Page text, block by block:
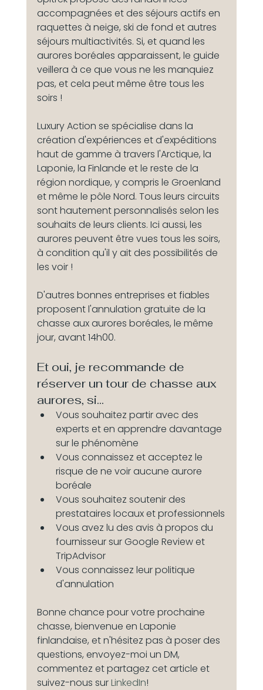
accompagnées et des séjours actifs en
raquettes à neige, ski de fond et autres
séjours multiactivités. Si, et quand les
aurores boréales apparaissent, le guide
veillera à ce que vous ne les manquiez
pas, et cela peut même être tous les
soirs !
Luxury Action se spécialise dans la
création d'expériences et d'expéditions
haut de gamme à travers l'Arctique, la
Laponie, la Finlande et le reste de la
région nordique, y compris le Groenland
et même le pôle Nord. Tous leurs circuits
sont hautement personnalisés selon les
souhaits de leurs clients. Ici aussi, les
aurores peuvent être vues tous les soirs,
à condition qu'il y ait des possibilités de
les voir !
D'autres bonnes entreprises et fiables
proposent l'annulation gratuite de la
chasse aux aurores boréales, le même
jour, avant 14h00.
Et oui, je recommande de
réserver un tour de chasse aux
aurores, si...
Vous souhaitez partir avec des
experts et en apprendre davantage
sur le phénomène
Vous connaissez et acceptez le
risque de ne voir aucune aurore
boréale
Vous souhaitez soutenir des
prestataires locaux et professionnels
Vous avez lu des avis à propos du
fournisseur sur Google Review et
TripAdvisor
Vous connaissez leur politique
d'annulation
Bonne chance pour votre prochaine
chasse, bienvenue en Laponie
finlandaise, et n'hésitez pas à poser des
questions, envoyez-moi un DM,
commentez et partagez cet article et
suivez-nous sur LinkedIn!